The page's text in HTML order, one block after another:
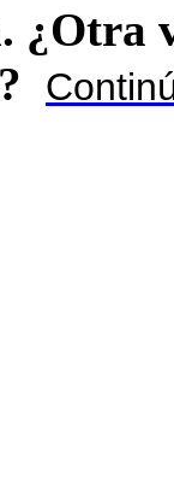
¿Otra